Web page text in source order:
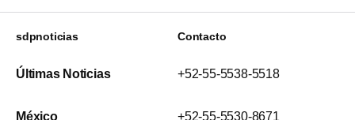
sdpnoticias
Últimas Noticias
México
Contacto
+52-55-5538-5518
+52-55-5530-8671